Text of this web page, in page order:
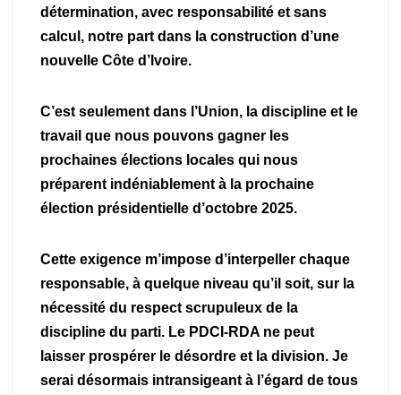
détermination, avec responsabilité et sans
calcul, notre part dans la construction d’une
nouvelle Côte d’Ivoire.
C’est seulement dans l’Union, la discipline et le
travail que nous pouvons gagner les
prochaines élections locales qui nous
préparent indéniablement à la prochaine
élection présidentielle d’octobre 2025.
Cette exigence m’impose d’interpeller chaque
responsable, à quelque niveau qu’il soit, sur la
nécessité du respect scrupuleux de la
discipline du parti. Le PDCI-RDA ne peut
laisser prospérer le désordre et la division. Je
serai désormais intransigeant à l’égard de tous